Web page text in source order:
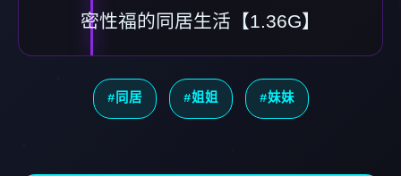
密性福的同居生活【1.36G】
#同居 #姐姐 #妹妹